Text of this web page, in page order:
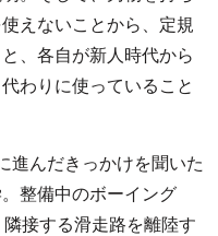
えないことから、定規
、各自が新人時代から
わりに使っていること
んだきっかけを聞いた
整備中のボーイング
接する滑走路を離陸す